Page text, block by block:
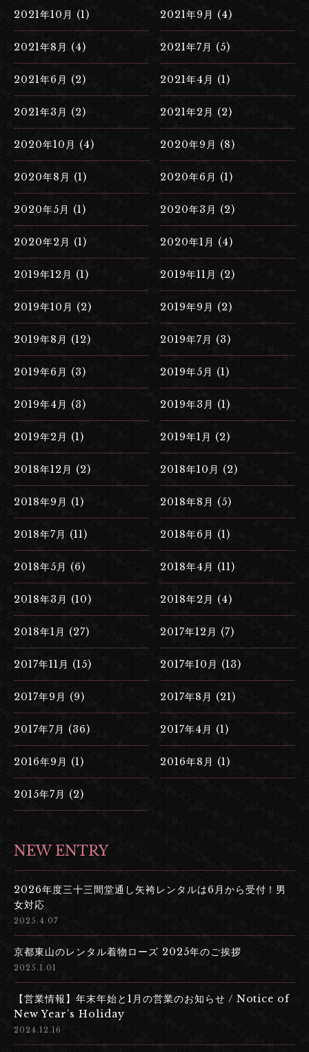
2021年10月 (1) 2021年9月 (4)
2021年8月 (4) 2021年7月 (5)
2021年6月 (2) 2021年4月 (1)
2021年3月 (2) 2021年2月 (2)
2020年10月 (4) 2020年9月 (8)
2020年8月 (1) 2020年6月 (1)
2020年5月 (1) 2020年3月 (2)
2020年2月 (1) 2020年1月 (4)
2019年12月 (1) 2019年11月 (2)
2019年10月 (2) 2019年9月 (2)
2019年8月 (12) 2019年7月 (3)
2019年6月 (3) 2019年5月 (1)
2019年4月 (3) 2019年3月 (1)
2019年2月 (1) 2019年1月 (2)
2018年12月 (2) 2018年10月 (2)
2018年9月 (1) 2018年8月 (5)
2018年7月 (11) 2018年6月 (1)
2018年5月 (6) 2018年4月 (11)
2018年3月 (10) 2018年2月 (4)
2018年1月 (27) 2017年12月 (7)
2017年11月 (15) 2017年10月 (13)
2017年9月 (9) 2017年8月 (21)
2017年7月 (36) 2017年4月 (1)
2016年9月 (1) 2016年8月 (1)
2015年7月 (2)
NEW ENTRY
2026年度三十三間堂通し矢袴レンタルは6月から受付！男
女対応
2025.4.07
京都東山のレンタル着物ローズ 2025年のご挨拶
2025.1.01
【営業情報】年末年始と1月の営業のお知らせ / Notice of
New Year’s Holiday
2024.12.16